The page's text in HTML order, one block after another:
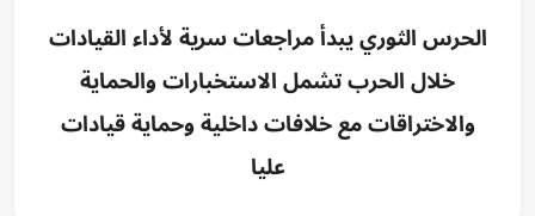
الحرس الثوري يبدأ مراجعات سرية لأداء القيادات
خلال الحرب تشمل الاستخبارات والحماية
والاختراقات مع خلافات داخلية وحماية قيادات
عليا